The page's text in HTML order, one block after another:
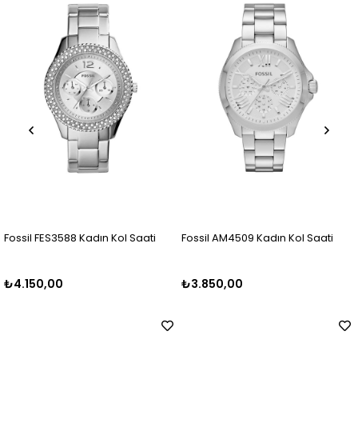
FES3588 Kadın Kol Saati Fossil AM4509 Kadın Kol Saati
₺3.850,00